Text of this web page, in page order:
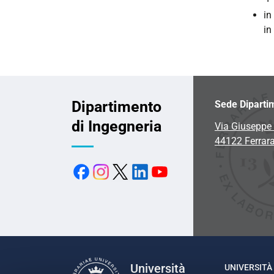
in
in
Dipartimento
di Ingegneria
Sede
Via
44122
Università UNIVERSITÀ